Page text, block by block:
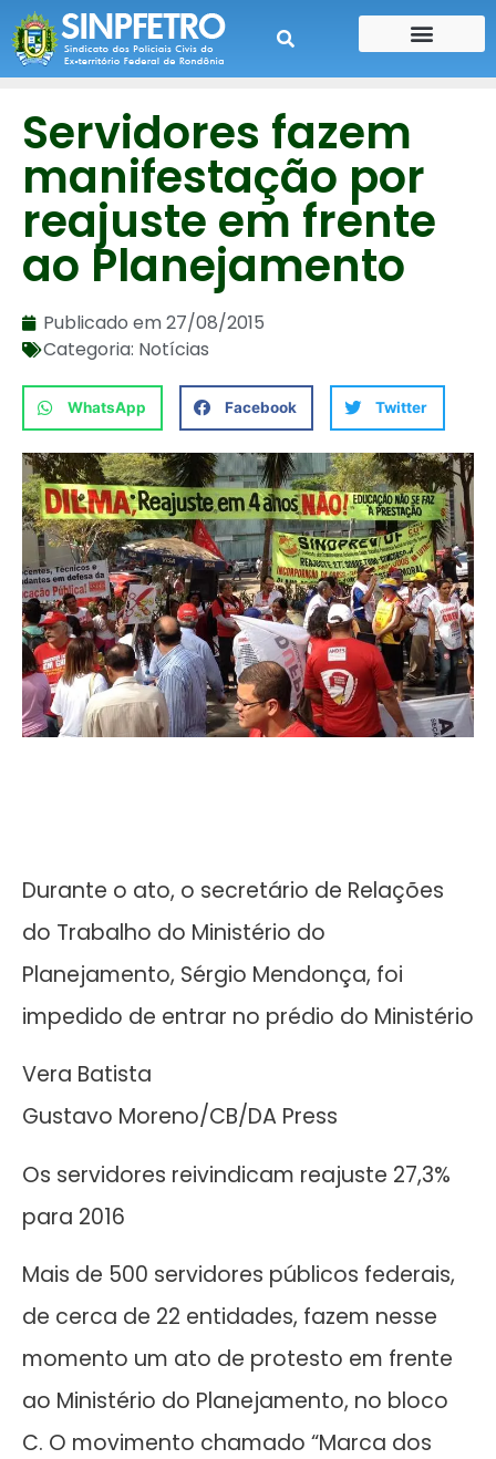
Servidores fazem
manifestação por
reajuste em frente
ao Planejamento
Publicado em27/08/2015
Categoria: Notícias
WhatsApp Facebook Twitter
Durante o ato, o secretário de Relações
do Trabalho do Ministério do
Planejamento, Sérgio Mendonça, foi
impedido de entrar no prédio do Ministério
Vera Batista
Gustavo Moreno/CB/DA Press
Os servidores reivindicam reajuste 27,3%
para 2016
Mais de 500 servidores públicos federais,
de cerca de 22 entidades, fazem nesse
momento um ato de protesto em frente
ao Ministério do Planejamento, no bloco
C. O movimento chamado “Marca dos